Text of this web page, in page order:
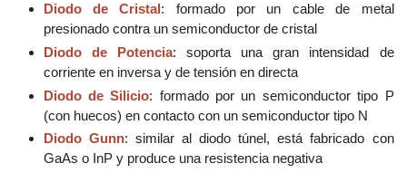
Diodo de Cristal: formado por un cable de metal
presionado contra un semiconductor de cristal
Diodo de Potencia: soporta una gran intensidad de
corriente en inversa y de tensión en directa
Diodo de Silicio: formado por un semiconductor tipo P
(con huecos) en contacto con un semiconductor tipo N
Diodo Gunn: similar al diodo túnel, está fabricado con
GaAs o InP y produce una resistencia negativa